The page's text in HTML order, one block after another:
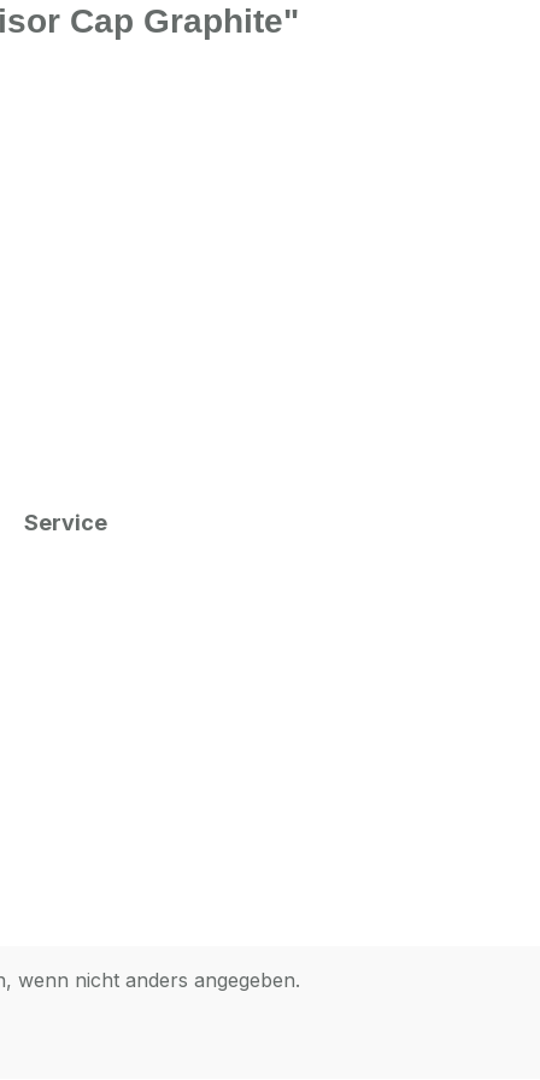
Cap Graphite"
Service
wenn nicht anders angegeben.